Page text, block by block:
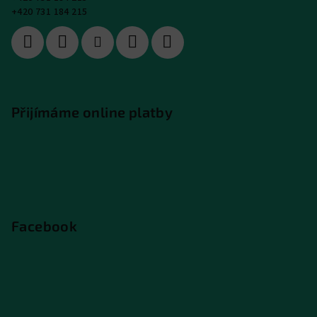
+420 731 184 215
Přijímáme online platby
Facebook